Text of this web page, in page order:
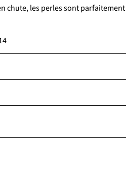
chute, les perles sont